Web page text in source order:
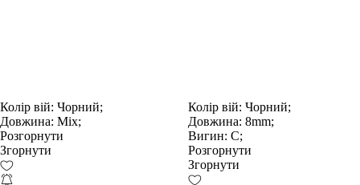
Колір вій: Чорний;
Довжина: Mix;
Розгорнути
Згорнути
Колір вій: Чорний;
Довжина: 8mm;
Вигин: С;
Розгорнути
Згорнути